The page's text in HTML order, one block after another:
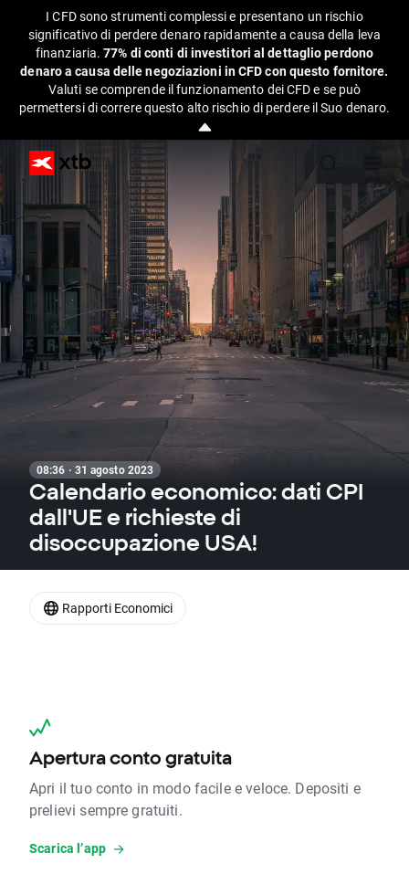
I CFD sono strumenti complessi e presentano un rischio
significativo di perdere denaro rapidamente a causa della leva
finanziaria.77% di conti di investitori al dettaglio perdono
denaro a causa delle negoziazioni in CFD con questo fornitore.
Valuti se comprende il funzionamento dei CFD e se può
permettersi di correre questo alto rischio di perdere il Suo denaro.
08:36 · 31 agosto 2023
Calendario economico: dati CPI
dall'UE e richieste di
disoccupazione USA!
Apertura conto gratuita
Apri il tuo conto in modo facile e veloce. Depositi e
prelievi sempre gratuiti.
Scarica l’app
Rapporti Economici